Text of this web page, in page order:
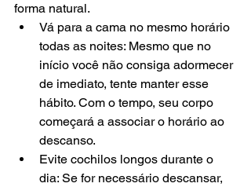
forma natural.
Vá para a cama no mesmo horário
todas as noites: Mesmo que no
início você não consiga adormecer
de imediato, tente manter esse
hábito. Com o tempo, seu corpo
começará a associar o horário ao
descanso.
Evite cochilos longos durante o
dia: Se for necessário descansar,